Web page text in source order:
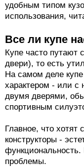
удобным типом
использования,
Все ли купе
Купе часто путают
двери), то есть
На самом деле
характером - или с
двумя дверями,
спортивным
Главное, что хотят
конструкторы -
проблемы.